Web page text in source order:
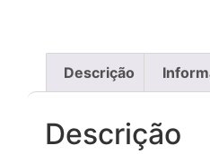
Descrição
Descrição